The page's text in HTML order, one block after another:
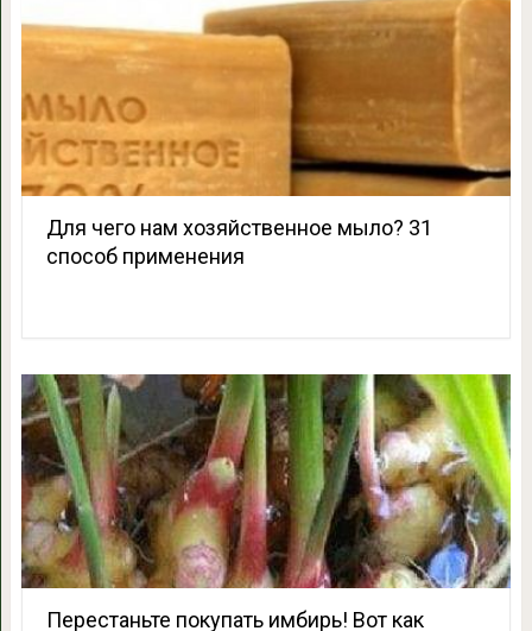
Для чего нам хозяйственное мыло? 31
способ применения
Перестаньте покупать имбирь! Вот как